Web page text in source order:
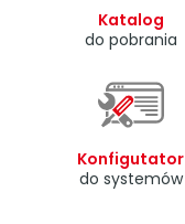
Katalog
do pobrania
Konfigutator
do systemów